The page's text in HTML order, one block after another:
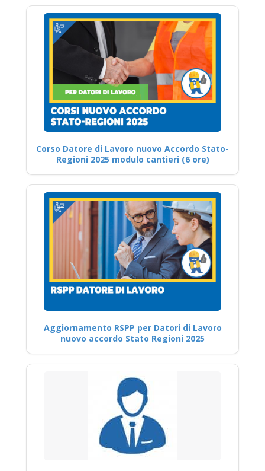
Corso Datore di Lavoro nuovo Accordo Stato-
Regioni 2025 modulo cantieri (6 ore)
Aggiornamento RSPP per Datori di Lavoro
nuovo accordo Stato Regioni 2025